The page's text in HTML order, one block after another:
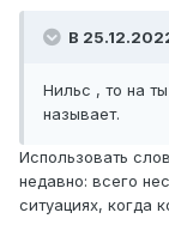
В
Нильс , то на
называет.
Использовать
недавно: всего
ситуациях, когда